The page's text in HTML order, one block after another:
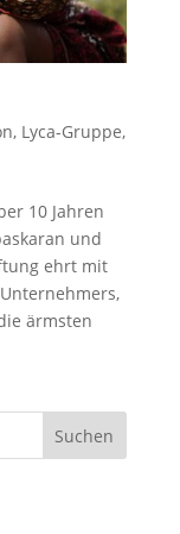
, Lyca-Gruppe,
10 Jahren
und
ehrt mit
ärmsten
Suchen